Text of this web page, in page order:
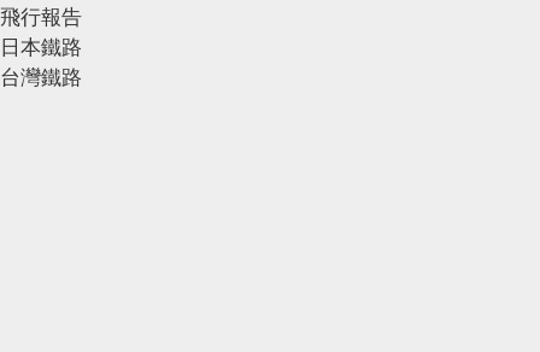
飛行報告
日本鐵路
台灣鐵路